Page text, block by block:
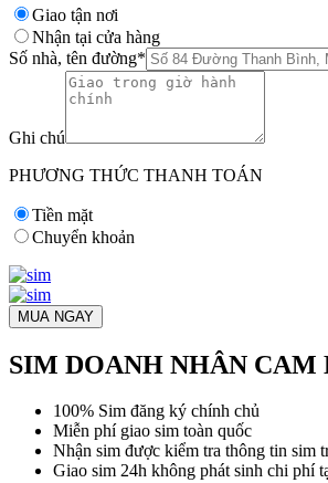
Giao tận nơi
Nhận tại cửa hàng
Số nhà, tên đường*
Ghi chú
PHƯƠNG THỨC THANH TOÁN
Tiền mặt
Chuyển khoản
MUA NGAY
SIM DOANH NHÂN CAM
100% Sim đăng ký chính chủ
Miễn phí giao sim toàn quốc
Nhận sim được kiểm tra thông tin sim
Giao sim 24h không phát sinh chi phí